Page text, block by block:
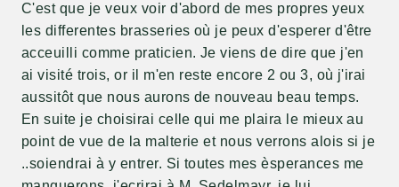
C'est que je veux voir d'abord de mes propres yeux
les differentes brasseries où je peux d'esperer d'être
acceuilli comme praticien. Je viens de dire que j'en
ai visité trois, or il m'en reste encore 2 ou 3, où j'irai
aussitôt que nous aurons de nouveau beau temps.
En suite je choisirai celle qui me plaira le mieux au
point de vue de la malterie et nous verrons alois si je
..soiendrai à y entrer. Si toutes mes èsperances me